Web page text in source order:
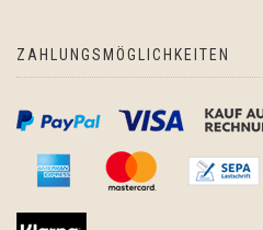
ZAHLUNGSMÖGLICHKEITEN